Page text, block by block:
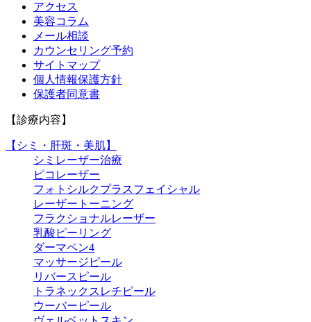
アクセス
美容コラム
メール相談
カウンセリング予約
サイトマップ
個人情報保護方針
保護者同意書
【診療内容】
【シミ・肝斑・美肌】
シミレーザー治療
ピコレーザー
フォトシルクプラスフェイシャル
レーザートーニング
フラクショナルレーザー
乳酸ピーリング
ダーマペン4
マッサージピール
リバースピール
トラネックスレチピール
ウーバーピール